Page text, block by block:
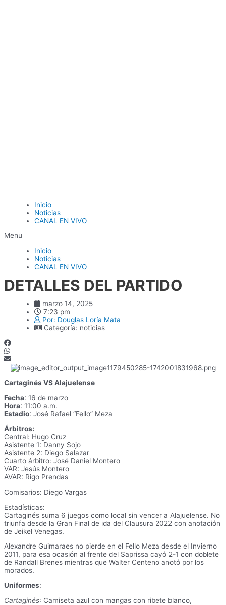
Inicio
Noticias
CANAL EN VIVO
Menu
Inicio
Noticias
CANAL EN VIVO
DETALLES DEL PARTIDO
marzo 14, 2025
7:23 pm
Por: Douglas Loría Mata
Categoría: noticias
Cartaginés VS Alajuelense
Fecha: 16 de marzo
Hora: 11:00 a.m.
Estadio: José Rafael “Fello” Meza
Árbitros:
Central: Hugo Cruz
Asistente 1: Danny Sojo
Asistente 2: Diego Salazar
Cuarto árbitro: José Daniel Montero
VAR: Jesús Montero
AVAR: Rigo Prendas
Comisarios: Diego Vargas
Estadísticas:
Cartaginés suma 6 juegos como local sin vencer a Alajuelense. No
triunfa desde la Gran Final de ida del Clausura 2022 con anotación
de Jeikel Venegas.
Alexandre Guimaraes no pierde en el Fello Meza desde el Invierno
2011, para esa ocasión al frente del Saprissa cayó 2-1 con doblete
de Randall Brenes mientras que Walter Centeno anotó por los
morados.
Uniformes:
Cartaginés: Camiseta azul con mangas con ribete blanco,